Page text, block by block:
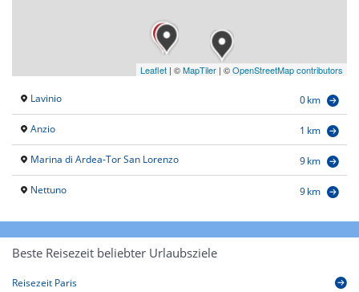
Leaflet | ©MapTiler | ©OpenStreetMap contributors
Lavinio 0 km
Anzio 1 km
Marina di Ardea-Tor San Lorenzo 9 km
Nettuno 9 km
Beste Reisezeit beliebter Urlaubsziele
Reisezeit Paris